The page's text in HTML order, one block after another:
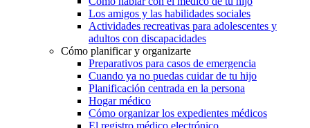
Los amigos y las habilidades sociales
Actividades recreativas para adolescentes y
adultos con discapacidades
Cómo planificar y organizarte
Preparativos para casos de emergencia
Cuando ya no puedas cuidar de tu hijo
Planificación centrada en la persona
Hogar médico
Cómo organizar los expedientes médicos
El registro médico electrónico